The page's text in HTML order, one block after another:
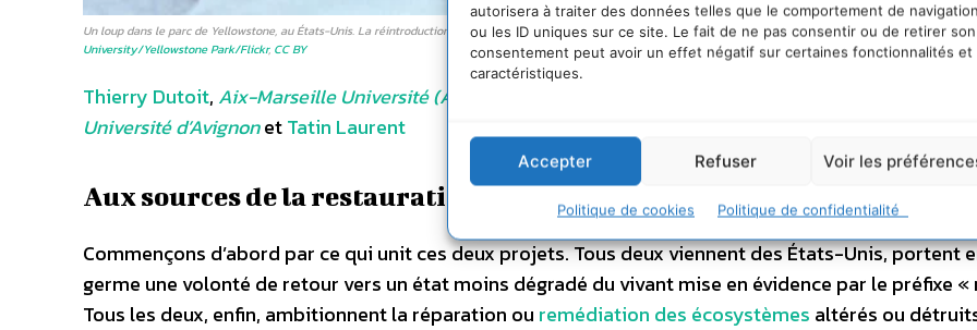
autorisera à traiter des données telles que le comportement de navigation
ou les ID uniques sur ce site. Le fait de ne pas consentir ou de retirer son
consentement peut avoir un effet négatif sur certaines fonctionnalités et
caractéristiques.
Accepter Refuser Voir les
Politique de cookies Politique de confidentialité
Un loup dans le parc de Yellowstone, au États-Unis. La réintroduction du loup dans ce parc national est un projet pionnier du ré-ensauvagementOregon State
University/Yellowstone Park/Flickr, CC BY
Thierry Dutoit, Aix-Marseille Université (AMU)
Université d’AvignonetTatin Laurent
Aux sources de la restauration écologique et du réensauvagement
Commençons d’abord par ce qui unit ces deux projets. Tous deux viennent des États-Unis, portent
germe une volonté de retour vers un état moins dégradé du vivant mise en évidence par le préfixe «
Tous les deux, enfin, ambitionnent la réparation ou remédiation des écosystèmes altérés ou